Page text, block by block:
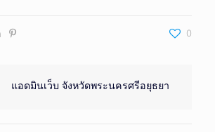
0
แอดมินเว็บ จังหวัดพระนครศรีอยุธยา